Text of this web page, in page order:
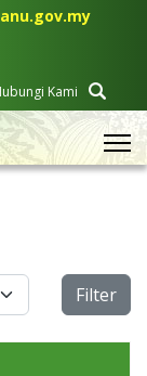
Kami
Filter